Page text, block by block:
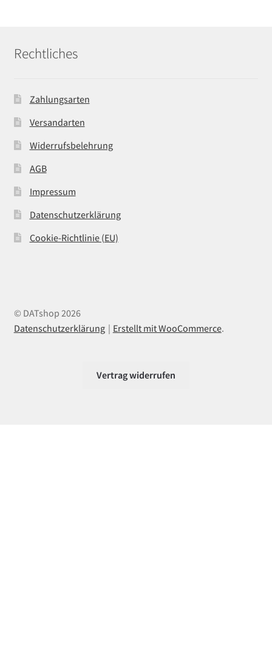
Rechtliches
Zahlungsarten
Versandarten
Widerrufsbelehrung
AGB
Impressum
Datenschutzerklärung
Cookie-Richtlinie (EU)
© DATshop 2026
Datenschutzerklärung
Erstellt mit WooCommerce.
Vertrag widerrufen